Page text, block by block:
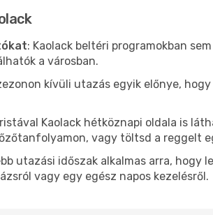
: Kaolack beltéri programokban
a városban.
kívüli utazás egyik előnye,
Kaolack hétköznapi oldala is
vagy töltsd a reggelt
utazási időszak alkalmas arra, hogy
vagy egy egész napos kezelésről.